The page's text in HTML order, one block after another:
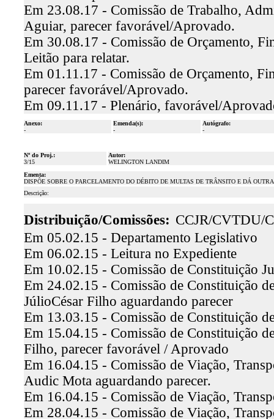
Em 23.08.17 - Comissão de Trabalho,
Aguiar, parecer favorável/Aprovado.
Em 30.08.17 - Comissão de Orçamento,
Leitão para relatar.
Em 01.11.17 - Comissão de Orçamento,
parecer favorável/Aprovado.
Em 09.11.17 - Plenário, favorável/
Anexo:
-
Emenda(s):
-
Autógrafo:
-
Nº do Proj.:
3/15
Autor:
WELINGTON LANDIM
Ementa:
DISPÔE SOBRE O PARCELAMENTO DO DÉBITO DE MULTAS DE TRÂNSITO E DÁ
Descrição:
Distribuição/Comissões: CCJR/CVTDU/
Em 05.02.15 - Departamento Legislativo
Em 06.02.15 - Leitura no Expediente
Em 10.02.15 - Comissão de Constituição
Em 24.02.15 - Comissão de Constituição
JúlioCésar Filho aguardando parecer
Em 13.03.15 - Comissão de Constituição
Em 15.04.15 - Comissão de Constituição
Filho, parecer favorável / Aprovado
Em 16.04.15 - Comissão de Viação,
Audic Mota aguardando parecer.
Em 16.04.15 - Comissão de Viação,
Em 28.04.15 - Comissão de Viação,